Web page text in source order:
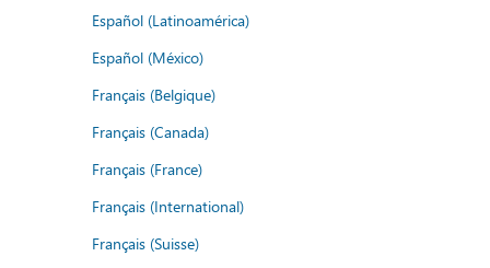
Español (Latinoamérica)
Español (México)
Français (Belgique)
Français (Canada)
Français (France)
Français (International)
Français (Suisse)